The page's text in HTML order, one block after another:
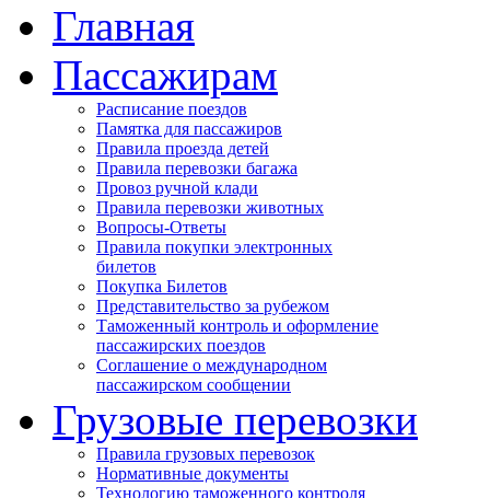
Главная
Пассажирам
Расписание поездов
Памятка для пассажиров
Правила проезда детей
Правила перевозки багажа
Провоз ручной клади
Правила перевозки животных
Вопросы-Ответы
Правила покупки электронных
билетов
Покупка Билетов
Представительство за рубежом
Таможенный контроль и оформление
пассажирских поездов
Соглашение о международном
пассажирском сообщении
Грузовые перевозки
Правила грузовых перевозок
Нормативные документы
Технологию таможенного контроля